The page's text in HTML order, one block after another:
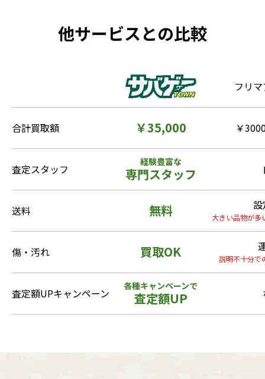
他サービスとの比較
フリ
合計買取額 ￥35,000 ￥
査定スタッフ
経験豊富な
専門スタッフ
送料 無料 大きい品物が
傷・汚れ 買取OK 説明不十分
査定額UPキャンペーン
各種キャンペーンで
査定額UP